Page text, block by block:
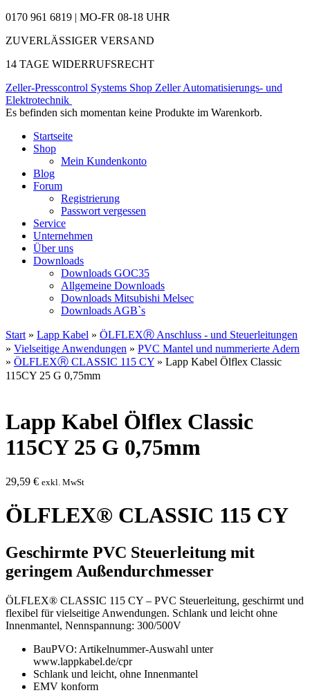
0170 961 6819 | MO-FR 08-18 UHR
ZUVERLÄSSIGER VERSAND
14 TAGE WIDERRUFSRECHT
Zeller-Presscontrol Systems Shop Zeller Automatisierungs- und
Elektrotechnik
Es befinden sich momentan keine Produkte im Warenkorb.
Startseite
Shop
Mein Kundenkonto
Blog
Forum
Registrierung
Passwort vergessen
Service
Unternehmen
Über uns
Downloads
Downloads GOC35
Allgemeine Downloads
Downloads Mitsubishi Melsec
Downloads AGB`s
Start » Lapp Kabel » ÖLFLEXⓇ Anschluss - und Steuerleitungen
» Vielseitige Anwendungen » PVC Mantel und nummerierte Adern
» ÖLFLEXⓇ CLASSIC 115 CY » Lapp Kabel Ölflex Classic
115CY 25 G 0,75mm
Lapp Kabel Ölflex Classic
115CY 25 G 0,75mm
29,59 € exkl. MwSt
ÖLFLEX® CLASSIC 115 CY
Geschirmte PVC Steuerleitung mit
geringem Außendurchmesser
ÖLFLEX® CLASSIC 115 CY – PVC Steuerleitung, geschirmt und
flexibel für vielseitige Anwendungen. Schlank und leicht ohne
Innenmantel, Nennspannung: 300/500V
BauPVO: Artikelnummer-Auswahl unter
www.lappkabel.de/cpr
Schlank und leicht, ohne Innenmantel
EMV konform